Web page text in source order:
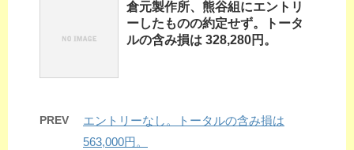
倉元製作所、熊谷組にエントリ
ーしたものの約定せず。トータ
ルの含み損は 328,280円。
PREV
エントリーなし。トータルの含み損は
563,000円。